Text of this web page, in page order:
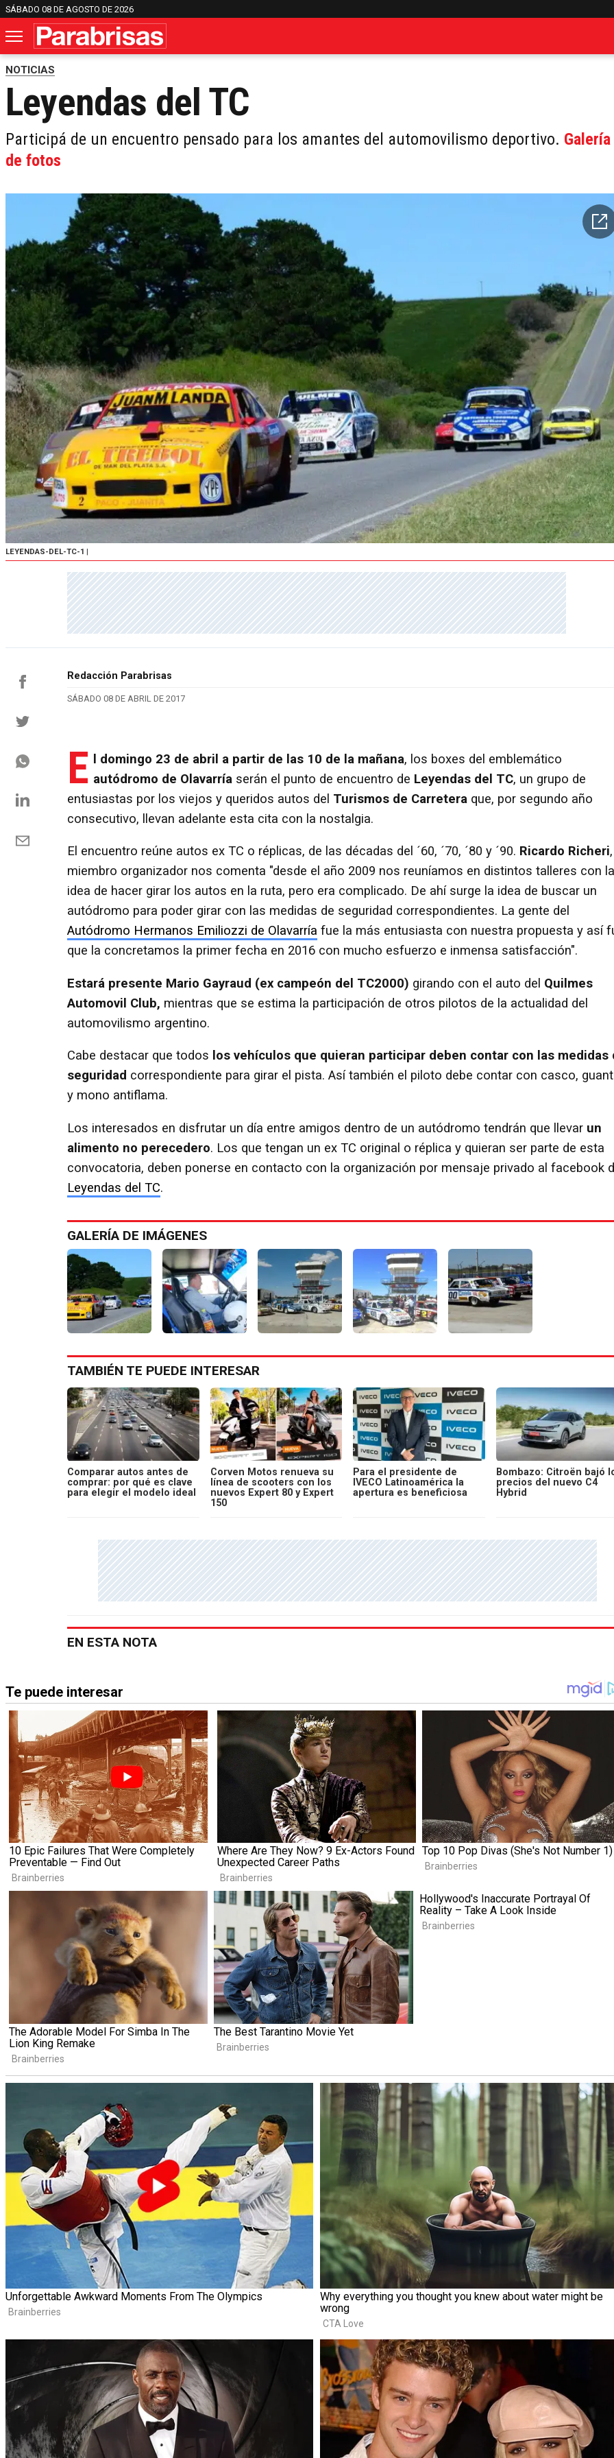
SÁBADO 08 DE AGOSTO DE 2026
NOTICIAS
Leyendas del TC
Participá de un encuentro pensado para los amantes del automovilismo deportivo. Galería
de fotos
LEYENDAS-DEL-TC-1 |
Redacción Parabrisas
SÁBADO 08 DE ABRIL DE 2017
E l domingo 23 de abril a partir de las 10 de la mañana, los boxes del emblemático
autódromo de Olavarría serán el punto de encuentro de Leyendas del TC, un grupo de
entusiastas por los viejos y queridos autos del Turismos de Carretera que, por segundo año
consecutivo, llevan adelante esta cita con la nostalgia.
El encuentro reúne autos ex TC o réplicas, de las décadas del ´60, ´70, ´80 y ´90. Ricardo Richeri,
miembro organizador nos comenta "desde el año 2009 nos reuníamos en distintos talleres con la
idea de hacer girar los autos en la ruta, pero era complicado. De ahí surge la idea de buscar un
autódromo para poder girar con las medidas de seguridad correspondientes. La gente del
Autódromo Hermanos Emiliozzi de Olavarría fue la más entusiasta con nuestra propuesta y así
que la concretamos la primer fecha en 2016 con mucho esfuerzo e inmensa satisfacción".
Estará presente Mario Gayraud (ex campeón del TC2000) girando con el auto del Quilmes
Automovil Club, mientras que se estima la participación de otros pilotos de la actualidad del
automovilismo argentino.
Cabe destacar que todos los vehículos que quieran participar deben contar con las medidas
seguridad correspondiente para girar el pista. Así también el piloto debe contar con casco,
y mono antiflama.
Los interesados en disfrutar un día entre amigos dentro de un autódromo tendrán que llevar un
alimento no perecedero. Los que tengan un ex TC original o réplica y quieran ser parte de esta
convocatoria, deben ponerse en contacto con la organización por mensaje privado al facebook
Leyendas del TC.
GALERÍA DE IMÁGENES
TAMBIÉN TE PUEDE INTERESAR
Comparar autos antes de
comprar: por qué es clave
para elegir el modelo ideal
Corven Motos renueva su
línea de scooters con los
nuevos Expert 80 y Expert
150
Para el presidente de
IVECO Latinoamérica la
apertura es beneficiosa
Bombazo: Citroën bajó
precios del nuevo C4
Hybrid
EN ESTA NOTA